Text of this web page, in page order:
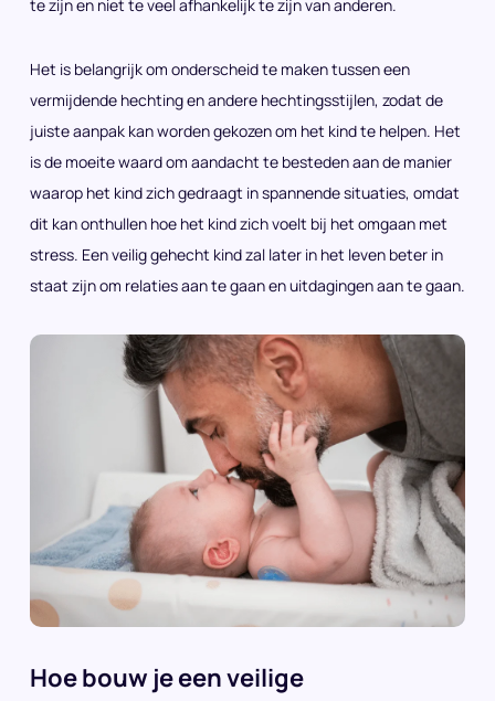
te zijn en niet te veel afhankelijk te zijn van anderen.
Het is belangrijk om onderscheid te maken tussen een
vermijdende hechting en andere hechtingsstijlen, zodat de
juiste aanpak kan worden gekozen om het kind te helpen. Het
is de moeite waard om aandacht te besteden aan de manier
waarop het kind zich gedraagt in spannende situaties, omdat
dit kan onthullen hoe het kind zich voelt bij het omgaan met
stress. Een veilig gehecht kind zal later in het leven beter in
staat zijn om relaties aan te gaan en uitdagingen aan te gaan.
Hoe bouw je een veilige